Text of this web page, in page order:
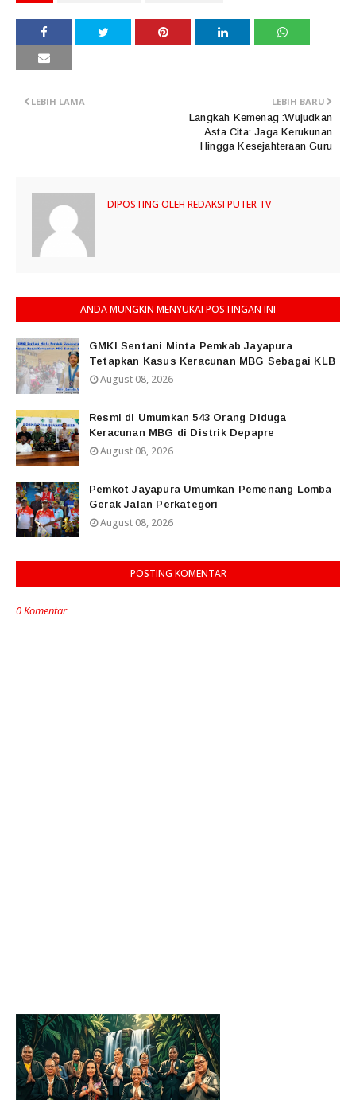
LEBIH BARU
Langkah Kemenag :Wujudkan
Asta Cita: Jaga Kerukunan
Hingga Kesejahteraan Guru
LEBIH LAMA
DIPOSTING OLEH REDAKSI PUTER TV
ANDA MUNGKIN MENYUKAI POSTINGAN INI
GMKI Sentani Minta Pemkab Jayapura
Tetapkan Kasus Keracunan MBG Sebagai KLB
August 08, 2026
Resmi di Umumkan 543 Orang Diduga
Keracunan MBG di Distrik Depapre
August 08, 2026
Pemkot Jayapura Umumkan Pemenang Lomba
Gerak Jalan Perkategori
August 08, 2026
POSTING KOMENTAR
0 Komentar